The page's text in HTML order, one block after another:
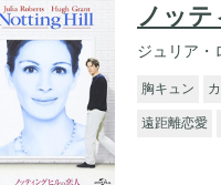
ノッ
ジュリア・
胸キュン
遠距離恋愛